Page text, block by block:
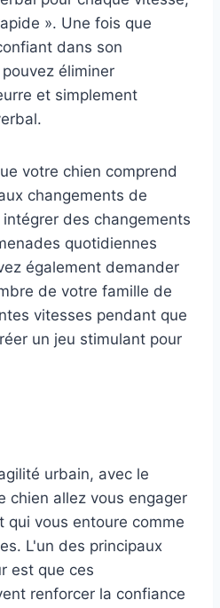
». Une fois que
dans son
éliminer
et simplement
votre chien comprend
changements de
des changements
quotidiennes
également demander
de votre famille de
vitesses pendant que
un jeu stimulant pour
urbain, avec le
chien allez vous engager
qui vous entoure comme
L'un des principaux
est que ces
renforcer la confiance